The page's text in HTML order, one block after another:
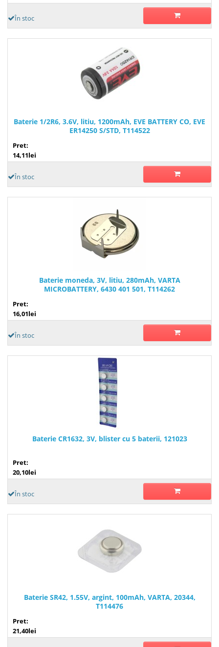
În stoc
Baterie 1/2R6, 3.6V, litiu, 1200mAh, EVE BATTERY CO, EVE
ER14250 S/STD, T114522
Pret:
14,11lei
În stoc
Baterie moneda, 3V, litiu, 280mAh, VARTA
MICROBATTERY, 6430 401 501, T114262
Pret:
16,01lei
În stoc
Baterie CR1632, 3V, blister cu 5 baterii, 121023
Pret:
20,10lei
În stoc
Baterie SR42, 1.55V, argint, 100mAh, VARTA, 20344,
T114476
Pret:
21,40lei